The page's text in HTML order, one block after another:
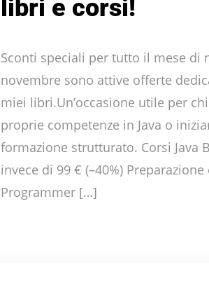
libri e corsi!
Sconti speciali per tutto il mese di
novembre sono attive offerte
miei libri.Un’occasione utile per
proprie competenze in Java o
formazione strutturato. Corsi Java
invece di 99 € (–40%)
Programmer […]